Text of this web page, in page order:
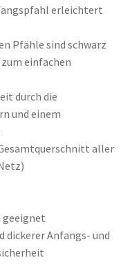
erleichtert
Pfähle sind schwarz
einfachen
durch die
und einem
aller
geeignet
dickerer Anfangs- und